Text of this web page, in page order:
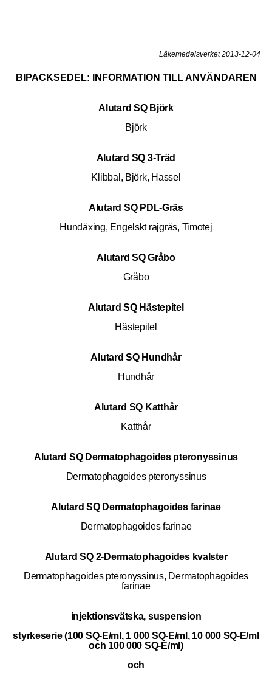
Läkemedelsverket 2013-12-04
BIPACKSEDEL: INFORMATION TILL ANVÄNDAREN
Alutard SQ Björk
Björk
Alutard SQ 3-Träd
Klibbal, Björk, Hassel
Alutard SQ PDL-Gräs
Hundäxing, Engelskt rajgräs, Timotej
Alutard SQ Gråbo
Gråbo
Alutard SQ Hästepitel
Hästepitel
Alutard SQ Hundhår
Hundhår
Alutard SQ Katthår
Katthår
Alutard SQ Dermatophagoides pteronyssinus
Dermatophagoides pteronyssinus
Alutard SQ Dermatophagoides farinae
Dermatophagoides farinae
Alutard SQ 2-Dermatophagoides kvalster
Dermatophagoides pteronyssinus, Dermatophagoides
farinae
injektionsvätska, suspension
styrkeserie (100 SQ-E/ml, 1 000 SQ-E/ml, 10 000 SQ-E/ml
och 100 000 SQ-E/ml)
och